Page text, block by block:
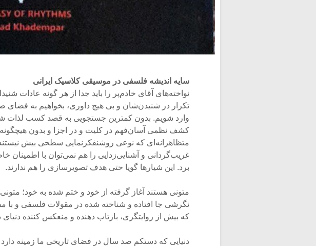
سایه اندیشه فلسفی در موسیقی کلاسیک ایرانی
نواخته‌های آقای خادم‌پر را باید جدا از هر گونه عادات
تکرار در شنیدن‌شان و بی هیچ داوری، بخواهیم به فضای
وارد شویم. بدون کمترین جستجویی به قصد کسب لذات
کشف نظمی آسان‌فهم در کلیت و در اجزا و بدون
متظاهرانه‌ای که نوعی روشنفکرنمایی سطحی بیش
غریب‌گردانی و آشنایی‌زدایی را هم نمی‌توان با اطمینان
برد. این شیارها گویا حتی هدف تصویرسازی را هم ندارند.
متونی هستند آغاز گرفته از خود و ختم شده به خود؛
نگرشی جا افتاده و شناخته شده در مقولات فلسفی و با
که بیش از روایتگری، بازتاب دهنده و منعکس کننده
دنیایی که دستکم صد سال در فضای تاریخی ما زمینه